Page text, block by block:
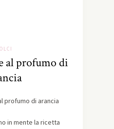
al profumo di
in mente la ricetta